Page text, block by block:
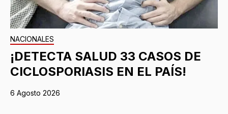
NACIONALES
¡DETECTA SALUD 33 CASOS DE
CICLOSPORIASIS EN EL PAÍS!
6 Agosto 2026